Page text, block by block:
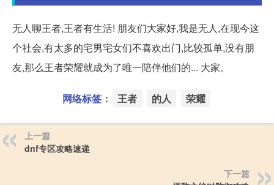
无人聊王者,王者有生活! 朋友们大家好,我是无人,在现今这
个社会,有太多的宅男宅女们不喜欢出门,比较孤单,没有朋
友,那么王者荣耀就成为了唯一陪伴他们的... 大家。
网络标签： 王者 的人 荣耀
上一篇
dnf专区攻略速递
下一篇